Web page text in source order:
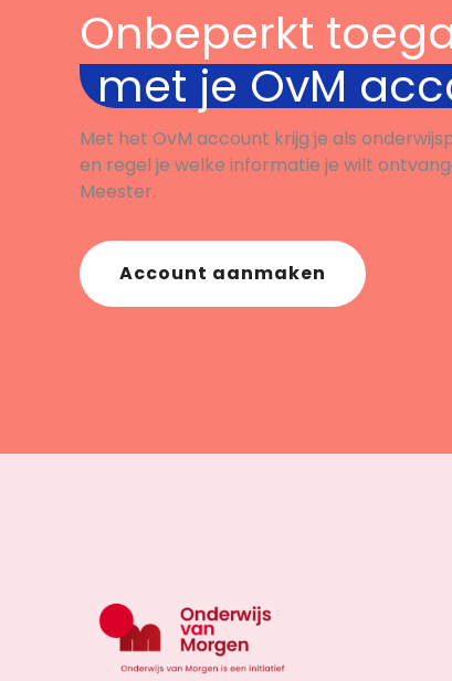
Onbeperkt
met je OvM
Met het OvM account krijg je als
en regel je welke informatie je wilt
Meester.
Account aanmaken